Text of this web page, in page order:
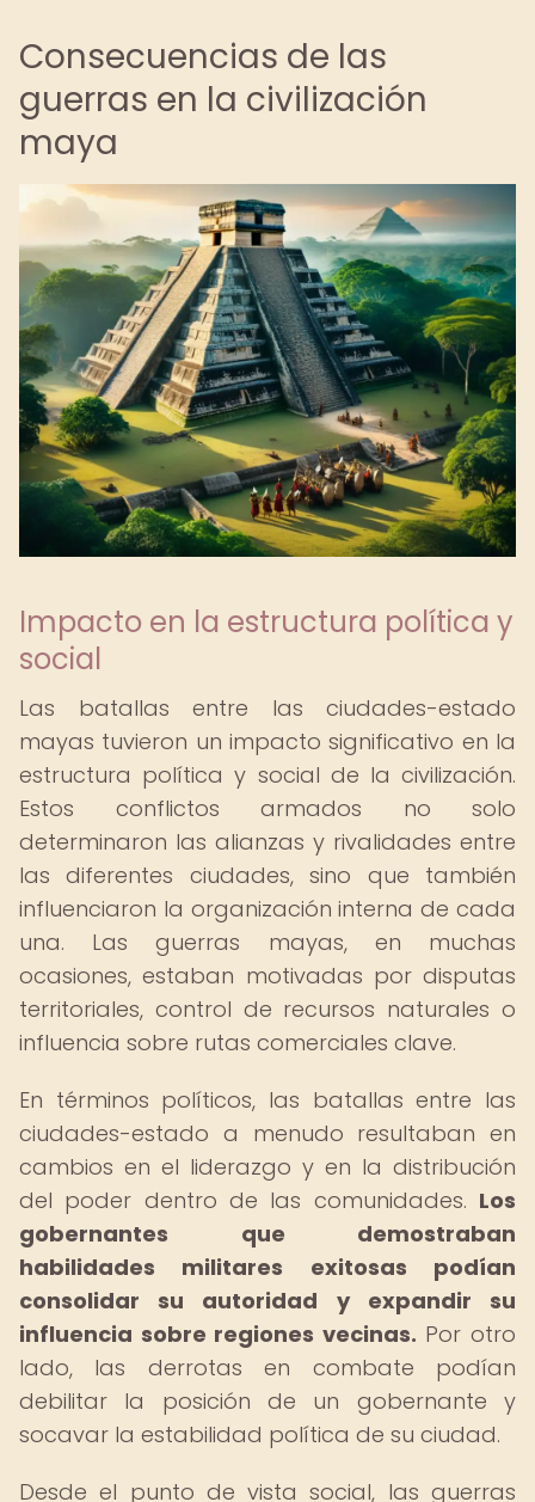
Consecuencias de las
guerras en la civilización
maya
Impacto en la estructura política y
social
Las batallas entre las ciudades-estado
mayas tuvieron un impacto significativo en la
estructura política y social de la civilización.
Estos conflictos armados no solo
determinaron las alianzas y rivalidades entre
las diferentes ciudades, sino que también
influenciaron la organización interna de cada
una. Las guerras mayas, en muchas
ocasiones, estaban motivadas por disputas
territoriales, control de recursos naturales o
influencia sobre rutas comerciales clave.
En términos políticos, las batallas entre las
ciudades-estado a menudo resultaban en
cambios en el liderazgo y en la distribución
del poder dentro de las comunidades. Los
gobernantes que demostraban
habilidades militares exitosas podían
consolidar su autoridad y expandir su
influencia sobre regiones vecinas. Por otro
lado, las derrotas en combate podían
debilitar la posición de un gobernante y
socavar la estabilidad política de su ciudad.
Desde el punto de vista social, las guerras